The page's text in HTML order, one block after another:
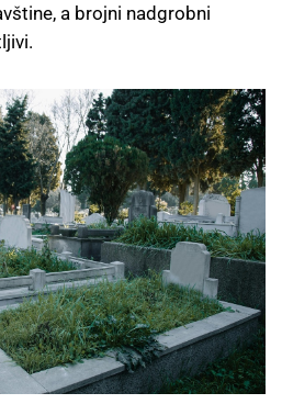
a brojni nadgrobni